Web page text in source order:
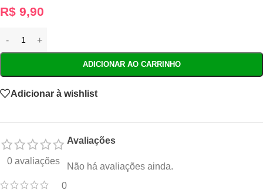
R$ 9,90
ADICIONAR AO CARRINHO
Adicionar à wishlist
0 avaliações
0
Avaliações
Não há avaliações ainda.